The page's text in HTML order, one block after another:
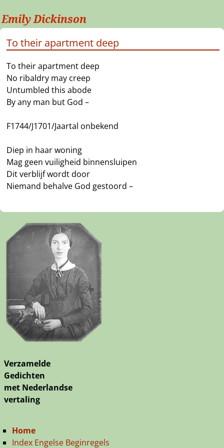
Emily Dickinson
To their apartment deep
To their apartment deep
No ribaldry may creep
Untumbled this abode
By any man but God –
F1744/J1701/Jaartal onbekend
Diep in haar woning
Mag geen vuiligheid binnensluipen
Dit verblijf wordt door
Niemand behalve God gestoord –
Verzamelde
Gedichten
met Nederlandse
vertaling
Home
Index Engelse Beginregels